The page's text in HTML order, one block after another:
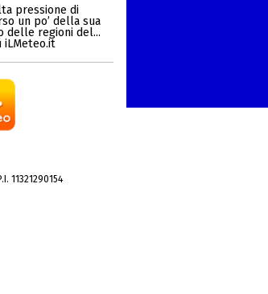
pressione di
un po’ della sua
delle regioni del...
iLMeteo.it
11321290154